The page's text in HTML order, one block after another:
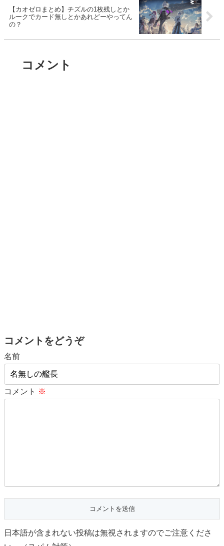
【カオゼロまとめ】チズルの1枚残しとか
ルークでカード無しとかあれどーやってん
の？
コメント
コメントをどうぞ
名前
コメント ※
日本語が含まれない投稿は無視されますのでご注意くださ